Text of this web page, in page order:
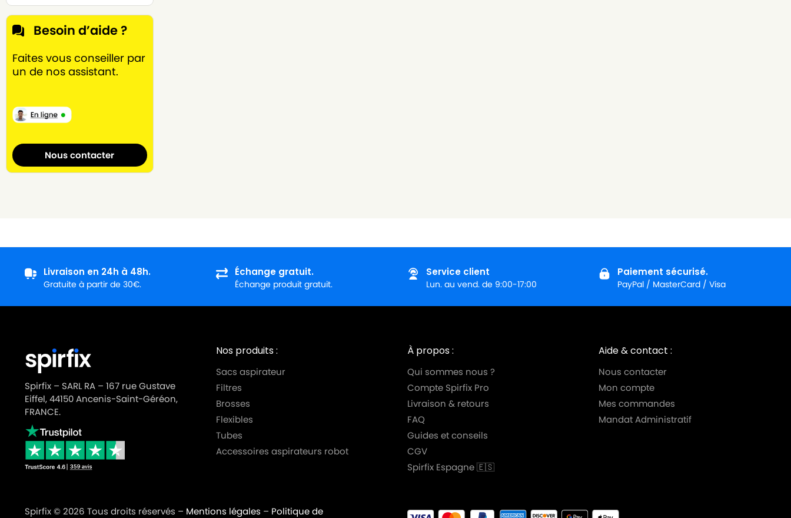
Besoin d’aide ?
Faites vous conseiller par
un de nos assistant.
Nous contacter
Livraison en 24h à 48h.
Gratuite à partir de 30€.
Échange gratuit.
Échange produit gratuit.
Service client
Lun. au vend. de 9:00-17:00
Paiement sécurisé.
PayPal / MasterCard / Visa
Spirfix – SARL RA – 167 rue Gustave
Eiffel, 44150 Ancenis-Saint-Géréon,
FRANCE.
Nos produits :
Sacs aspirateur
Filtres
Brosses
Flexibles
Tubes
Accessoires aspirateurs robot
À propos :
Qui sommes nous ?
Compte Spirfix Pro
Livraison & retours
FAQ
Guides et conseils
CGV
Spirfix Espagne 🇪🇸
Aide & contact :
Nous contacter
Mon compte
Mes commandes
Mandat Administratif
Spirfix © 2026 Tous droits réservés – Mentions légales – Politique de